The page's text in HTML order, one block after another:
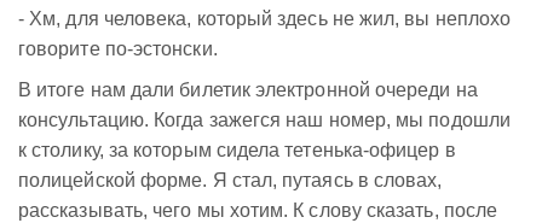
- Хм, для человека, который здесь не жил, вы неплохо
говорите по-эстонски.
В итоге нам дали билетик электронной очереди на
консультацию. Когда зажегся наш номер, мы подошли
к столику, за которым сидела тетенька-офицер в
полицейской форме. Я стал, путаясь в словах,
рассказывать, чего мы хотим. К слову сказать, после